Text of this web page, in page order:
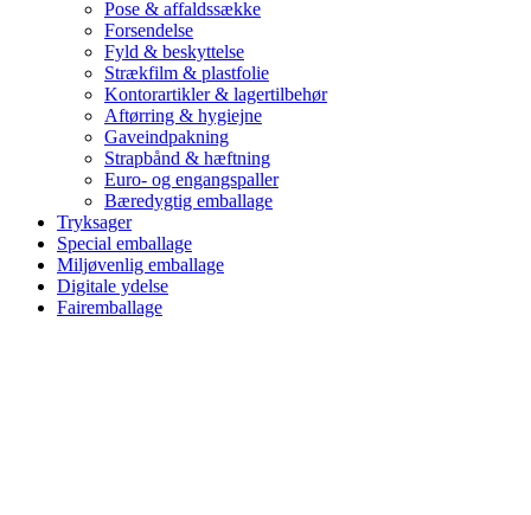
Pose & affaldssække
Forsendelse
Fyld & beskyttelse
Strækfilm & plastfolie
Kontorartikler & lagertilbehør
Aftørring & hygiejne
Gaveindpakning
Strapbånd & hæftning
Euro- og engangspaller
Bæredygtig emballage
Tryksager
Special emballage
Miljøvenlig emballage
Digitale ydelse
Fairemballage